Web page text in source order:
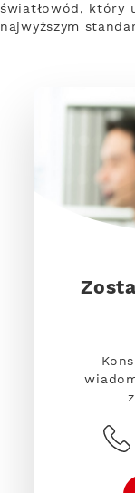
światłowód, który
najwyższym